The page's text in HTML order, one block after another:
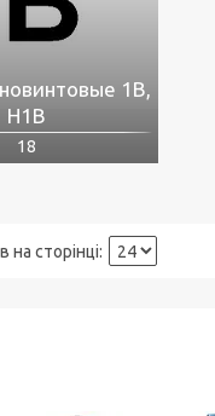
1В,
H1B
18